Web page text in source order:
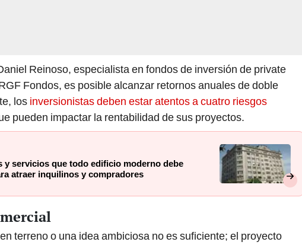
Reinoso, especialista en fondos de inversión de private
Fondos, es posible alcanzar retornos anuales de doble
los inversionistas deben estar atentos a cuatro riesgos
pueden impactar la rentabilidad de sus proyectos.
y servicios que todo edificio moderno debe
atraer inquilinos y compradores
terreno o una idea ambiciosa no es suficiente; el proyecto